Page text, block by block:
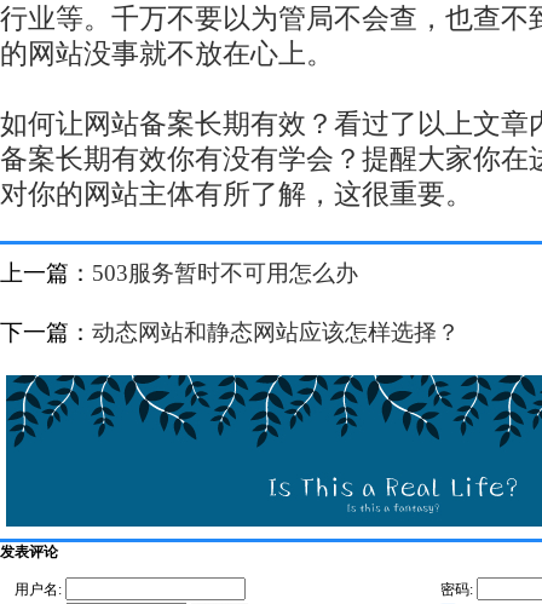
行业等。千万不要以为管局不会查，也查不
的网站没事就不放在心上。
如何让网站备案长期有效？看过了以上文章
备案长期有效你有没有学会？提醒大家你在
对你的网站主体有所了解，这很重要。
上一篇： 503服务暂时不可用怎么办
下一篇： 动态网站和静态网站应该怎样选择？
发表评论
用户名:
密码: